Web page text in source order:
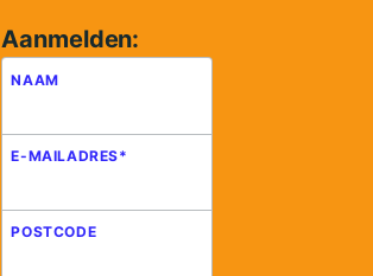
Aanmelden:
NAAM
E-MAILADRES*
POSTCODE